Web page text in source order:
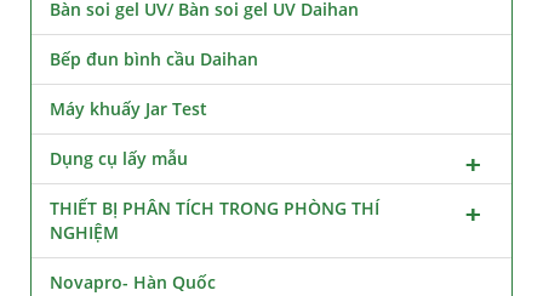
Bàn soi gel UV/ Bàn soi gel UV Daihan
Bếp đun bình cầu Daihan
Máy khuấy Jar Test
Dụng cụ lấy mẫu
THIẾT BỊ PHÂN TÍCH TRONG PHÒNG THÍ
NGHIỆM
Novapro- Hàn Quốc